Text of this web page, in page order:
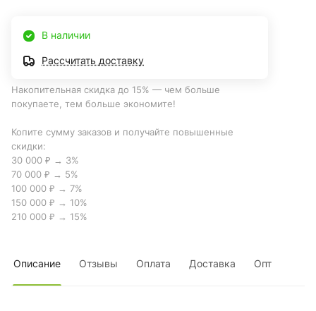
В наличии
Рассчитать доставку
Накопительная скидка до 15% — чем больше
покупаете, тем больше экономите!
Копите сумму заказов и получайте повышенные
скидки:
30 000 ₽ → 3%
70 000 ₽ → 5%
100 000 ₽ → 7%
150 000 ₽ → 10%
210 000 ₽ → 15%
Описание Отзывы Оплата Доставка Опт